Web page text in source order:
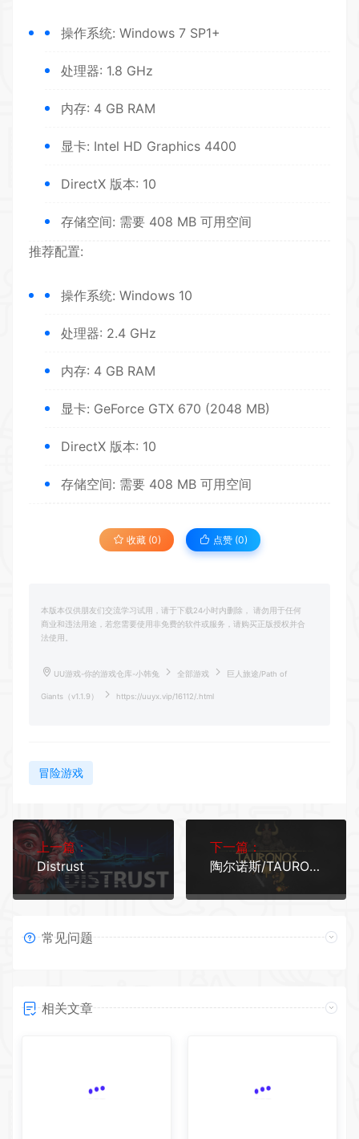
操作系统: Windows 7 SP1+
处理器: 1.8 GHz
内存: 4 GB RAM
显卡: Intel HD Graphics 4400
DirectX 版本: 10
存储空间: 需要 408 MB 可用空间
推荐配置:
操作系统: Windows 10
处理器: 2.4 GHz
内存: 4 GB RAM
显卡: GeForce GTX 670 (2048 MB)
DirectX 版本: 10
存储空间: 需要 408 MB 可用空间
收藏 (0) 点赞 (0)
本版本仅供朋友们交流学习试用，请于下载24小时内删除， 请勿用于任何
商业和违法用途，若您需要使用非免费的软件或服务，请购买正版授权并合
法使用。
UU游戏-你的游戏仓库-小韩兔 全部游戏 巨人旅途/Path of
Giants（v1.1.9） https://uuyx.vip/16112/.html
冒险游戏
上一篇：
Distrust
下一篇：
陶尔诺斯/TAURONOS
常见问题
相关文章